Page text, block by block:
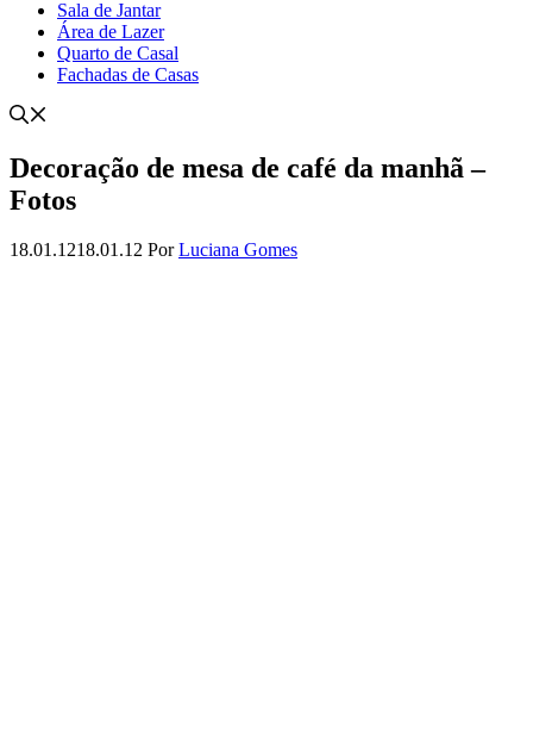
Sala de Jantar
Área de Lazer
Quarto de Casal
Fachadas de Casas
Decoração de mesa de café da manhã –
Fotos
18.01.1218.01.12 PorLuciana Gomes